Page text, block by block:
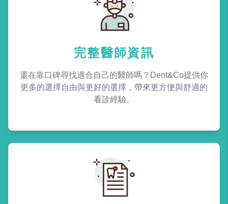
完整醫師資訊
還在靠口碑尋找適合自己的醫師嗎？Dent&Co提供你
更多的選擇自由與更好的選擇，帶來更方便與舒適的
看診經驗。